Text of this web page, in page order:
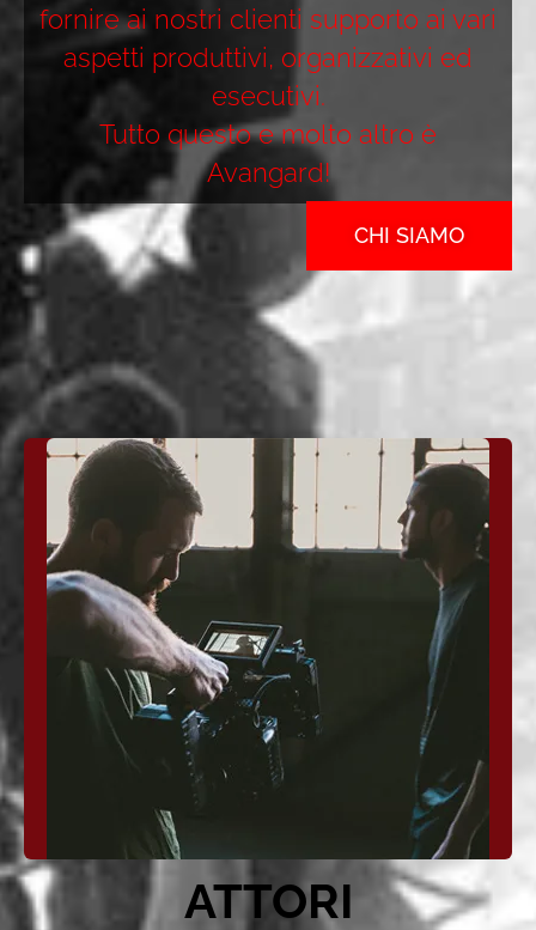
fornire ai nostri clienti supporto ai vari
aspetti produttivi, organizzativi ed
esecutivi.
Tutto questo e molto altro è
Avangard!
CHI SIAMO
ATTORI